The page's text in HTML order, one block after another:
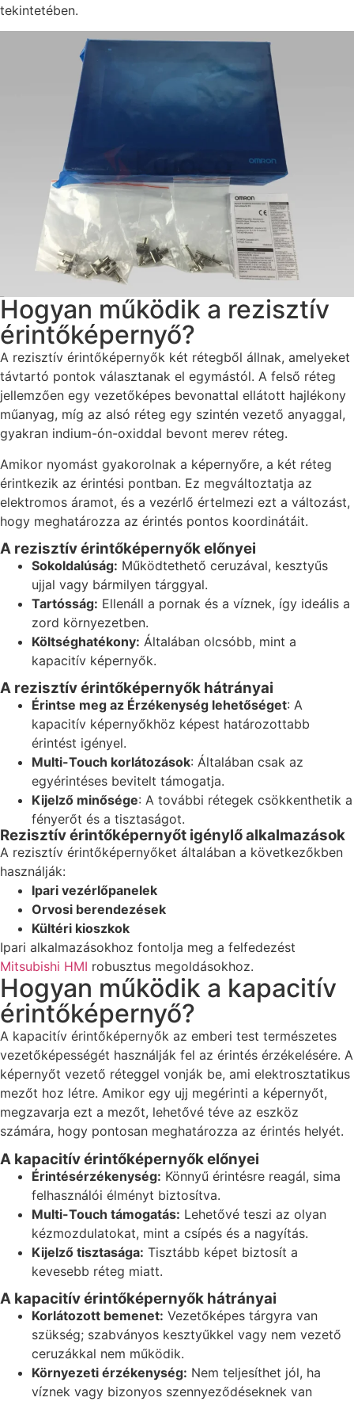
tekintetében.
Hogyan működik a rezisztív
érintőképernyő?
A rezisztív érintőképernyők két rétegből állnak, amelyeket
távtartó pontok választanak el egymástól. A felső réteg
jellemzően egy vezetőképes bevonattal ellátott hajlékony
műanyag, míg az alsó réteg egy szintén vezető anyaggal,
gyakran indium-ón-oxiddal bevont merev réteg.
Amikor nyomást gyakorolnak a képernyőre, a két réteg
érintkezik az érintési pontban. Ez megváltoztatja az
elektromos áramot, és a vezérlő értelmezi ezt a változást,
hogy meghatározza az érintés pontos koordinátáit.
A rezisztív érintőképernyők előnyei
Sokoldalúság: Működtethető ceruzával, kesztyűs
ujjal vagy bármilyen tárggyal.
Tartósság: Ellenáll a pornak és a víznek, így ideális a
zord környezetben.
Költséghatékony: Általában olcsóbb, mint a
kapacitív képernyők.
A rezisztív érintőképernyők hátrányai
Érintse meg az Érzékenység lehetőséget: A
kapacitív képernyőkhöz képest határozottabb
érintést igényel.
Multi-Touch korlátozások: Általában csak az
egyérintéses bevitelt támogatja.
Kijelző minősége: A további rétegek csökkenthetik a
fényerőt és a tisztaságot.
Rezisztív érintőképernyőt igénylő alkalmazások
A rezisztív érintőképernyőket általában a következőkben
használják:
Ipari vezérlőpanelek
Orvosi berendezések
Kültéri kioszkok
Ipari alkalmazásokhoz fontolja meg a felfedezést
Mitsubishi HMI robusztus megoldásokhoz.
Hogyan működik a kapacitív
érintőképernyő?
A kapacitív érintőképernyők az emberi test természetes
vezetőképességét használják fel az érintés érzékelésére. A
képernyőt vezető réteggel vonják be, ami elektrosztatikus
mezőt hoz létre. Amikor egy ujj megérinti a képernyőt,
megzavarja ezt a mezőt, lehetővé téve az eszköz
számára, hogy pontosan meghatározza az érintés helyét.
A kapacitív érintőképernyők előnyei
Érintésérzékenység: Könnyű érintésre reagál, sima
felhasználói élményt biztosítva.
Multi-Touch támogatás: Lehetővé teszi az olyan
kézmozdulatokat, mint a csípés és a nagyítás.
Kijelző tisztasága: Tisztább képet biztosít a
kevesebb réteg miatt.
A kapacitív érintőképernyők hátrányai
Korlátozott bemenet: Vezetőképes tárgyra van
szükség; szabványos kesztyűkkel vagy nem vezető
ceruzákkal nem működik.
Környezeti érzékenység: Nem teljesíthet jól, ha
víznek vagy bizonyos szennyeződéseknek van